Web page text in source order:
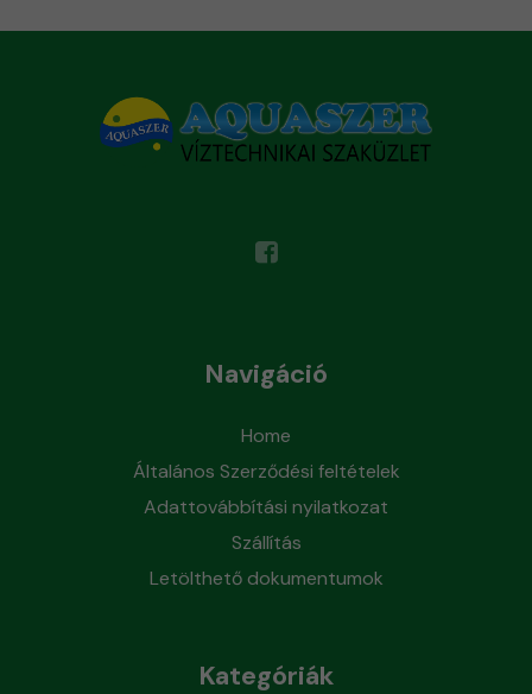
Navigáció
Home
Általános Szerződési feltételek
Adattovábbítási nyilatkozat
Szállítás
Letölthető dokumentumok
Kategóriák